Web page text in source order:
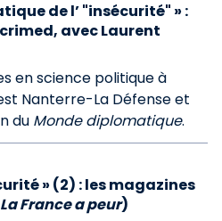
de l’ "insécurité" » :
avec Laurent
en science politique à
Nanterre-La Défense et
du Monde diplomatique.
» (2) : les magazines
La France a peur)